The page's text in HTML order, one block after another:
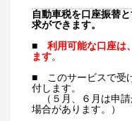
自動車税を口座振替
求ができます。
■ 利用可能な口座は
ます。
■ このサービスで受
付します。
（５月、６月は申請
場合があります。）